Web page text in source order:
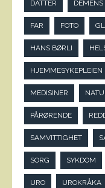
DATTER DEMENS
FAR FOTO
HANS BØRLI
HJEMMESYKEPLEIEN
MEDISINER
PÅRØRENDE
SAMVITTIGHET
SORG SYKDOM
URO UROKRÅKA